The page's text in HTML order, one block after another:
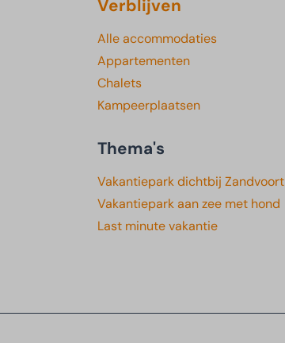
Verblijven
Alle accommodaties
Appartementen
Chalets
Kampeerplaatsen
Thema's
Vakantiepark dichtbij Zandvoort
Vakantiepark aan zee met hond
Last minute vakantie